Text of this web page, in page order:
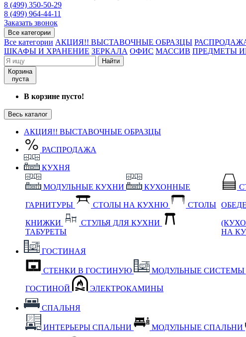
8 (499) 350-50-29
8 (499) 964-44-11
Заказать звонок
Все категории
Все категории АКЦИЯ!! ВЫСТАВОЧНЫЕ ОБРАЗЦЫ
ШКАФЫ И ХРАНЕНИЕ ЗЕРКАЛА ОФИС МАССИВ ПРЕДМЕТЫ
Найти
Корзина
пуста
В корзине пусто!
Весь каталог
АКЦИЯ!! ВЫСТАВОЧНЫЕ ОБРАЗЦЫ
РАСПРОДАЖА
КУХНЯ
МОДУЛЬНЫЕ КУХНИ КУХОННЫЕ
ГАРНИТУРЫ СТОЛЫ НА КУХНЮ СТОЛЫ
КНИЖКИ
СТУЛЬЯ ДЛЯ КУХНИ
ТАБУРЕТЫ
НА
ГОСТИНАЯ
СТЕНКИ В ГОСТИНУЮ МОДУЛЬНЫЕ СИСТЕМЫ
ГОСТИНОЙ ЭЛЕКТРОКАМИНЫ
СПАЛЬНЯ
ИНТЕРЬЕРЫ СПАЛЬНИ МОДУЛЬНЫЕ СПАЛЬНИ